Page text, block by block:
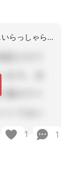
親族の方の支援協力は得られませんかもしいらっしゃらず、署名、捺印が必要であれば、
1 1